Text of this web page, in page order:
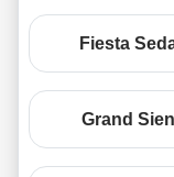
Fiesta
Grand